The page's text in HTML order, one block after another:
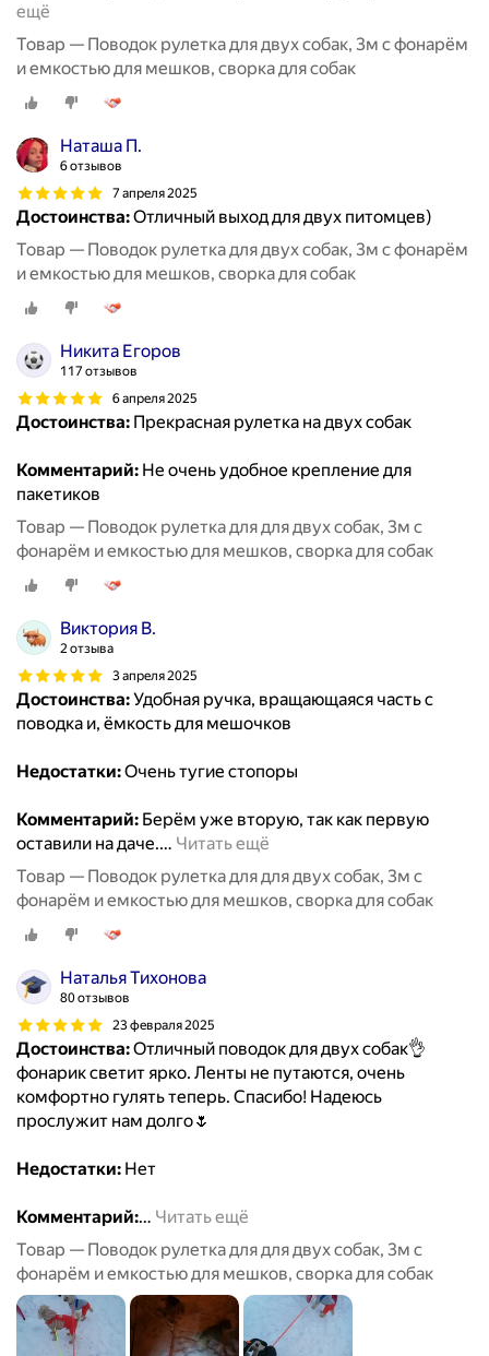
ещё
Товар — Поводок рулетка для двух собак, 3м с фонарём
и емкостью для мешков, сворка для собак
Наташа П.
6 отзывов
7 апреля 2025
Достоинства:Отличный выход для двух питомцев)
Товар — Поводок рулетка для двух собак, 3м с фонарём
и емкостью для мешков, сворка для собак
Никита Егоров
117 отзывов
6 апреля 2025
Достоинства: Прекрасная рулетка на двух собак
Комментарий: Не очень удобное крепление для
пакетиков
Товар — Поводок рулетка для для двух собак, 3м с
фонарём и емкостью для мешков, сворка для собак
Виктория В.
2 отзыва
3 апреля 2025
Достоинства:Удобная ручка, вращающаяся часть с
поводка и, ёмкость для мешочков
Недостатки:Очень тугие стопоры
Комментарий: Берём уже вторую, так как первую
оставили на даче.… Читать ещё
Товар — Поводок рулетка для для двух собак, 3м с
фонарём и емкостью для мешков, сворка для собак
Наталья Тихонова
80 отзывов
23 февраля 2025
Достоинства:Отличный поводок для двух собак👌
фонарик светит ярко. Ленты не путаются, очень
комфортно гулять теперь. Спасибо! Надеюсь
прослужит нам долго🌷
Недостатки: Нет
Комментарий:… Читать ещё
Товар — Поводок рулетка для для двух собак, 3м с
фонарём и емкостью для мешков, сворка для собак